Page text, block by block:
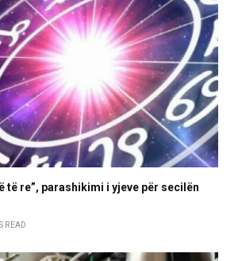
të re”, parashikimi i yjeve për secilën
READ